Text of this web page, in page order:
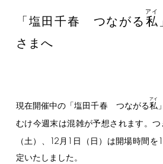
「塩田千春 つながる 私
アイ
さまへ
現在開催中の「塩田千春 つながる私
アイ
むけ今週末は混雑が予想されます。つ
（土）、
12月 1 日（日）は開場時間を1
定いたしました。